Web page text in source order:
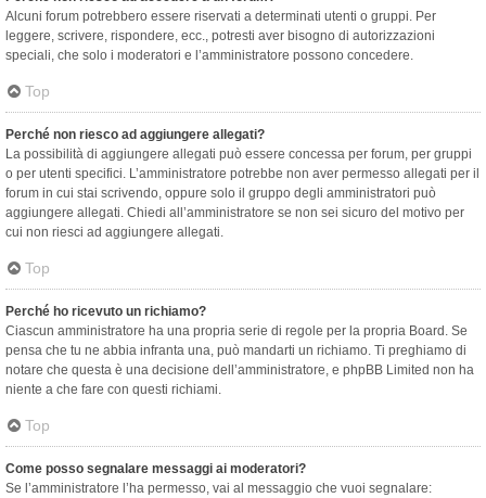
Alcuni forum potrebbero essere riservati a determinati utenti o gruppi. Per
leggere, scrivere, rispondere, ecc., potresti aver bisogno di autorizzazioni
speciali, che solo i moderatori e l’amministratore possono concedere.
Top
Perché non riesco ad aggiungere allegati?
La possibilità di aggiungere allegati può essere concessa per forum, per gruppi
o per utenti specifici. L’amministratore potrebbe non aver permesso allegati per il
forum in cui stai scrivendo, oppure solo il gruppo degli amministratori può
aggiungere allegati. Chiedi all’amministratore se non sei sicuro del motivo per
cui non riesci ad aggiungere allegati.
Top
Perché ho ricevuto un richiamo?
Ciascun amministratore ha una propria serie di regole per la propria Board. Se
pensa che tu ne abbia infranta una, può mandarti un richiamo. Ti preghiamo di
notare che questa è una decisione dell’amministratore, e phpBB Limited non ha
niente a che fare con questi richiami.
Top
Come posso segnalare messaggi ai moderatori?
Se l’amministratore l’ha permesso, vai al messaggio che vuoi segnalare: